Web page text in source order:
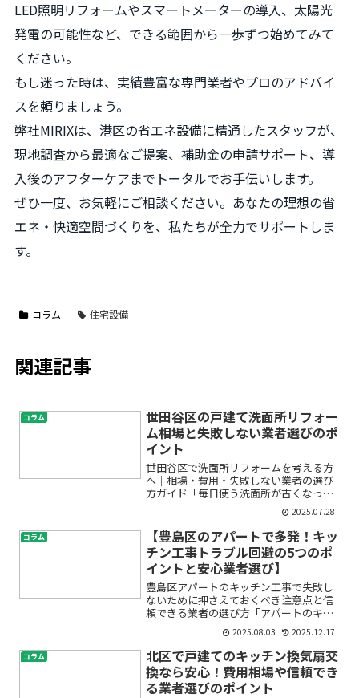
LED照明リフォームやスマートメーターの導入、太陽光
発電の可能性など、できる範囲から一歩ずつ始めてみて
ください。
もし迷った時は、実績豊富な専門業者やプロのアドバイ
スを頼りましょう。
弊社MIRIXは、港区の省エネ設備に精通したスタッフが、
現地調査から最適なご提案、補助金の申請サポート、導
入後のアフターケアまでトータルでお手伝いします。
ぜひ一度、お気軽にご相談ください。あなたの理想の省
エネ・快適空間づくりを、私たちが全力でサポートしま
す。
コラム 住宅設備
関連記事
コラム
世田谷区の戸建て洗面所リフォー
ム相場と失敗しない業者選びのポ
イント
世田谷区で洗面所リフォームを考える方
へ｜相場・費用・失敗しない業者の選び
方ガイド「毎日使う洗面所が古くなって
きた」「水まわりをもっと使いやすくし
たい」「戸建ての洗面台交換っていくら
かかるの？」――こんなお悩みや不安を抱え
ていませんか。特に世...
2025.07.28
コラム
【豊島区のアパートで多発！キッ
チン工事トラブル回避の5つのポ
イントと安心業者選び】
豊島区アパートのキッチン工事で失敗し
ないために押さえておくべき注意点と信
頼できる業者の選び方「アパートのキッ
チンをもっと使いやすくしたい」「入居
者のためにリフォームが必要だけど、ト
ラブルが心配…」と悩んでいませんか？
特に豊島区のような都市部...
2025.08.03 2025.12.17
コラム
北区で戸建てのキッチン換気扇交
換なら安心！費用相場や信頼でき
る業者選びのポイント